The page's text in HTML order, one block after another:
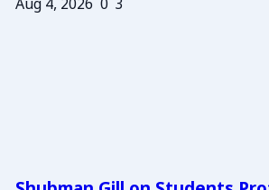
Aug 4, 2026 0 3